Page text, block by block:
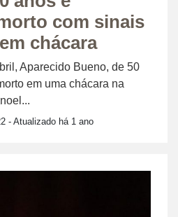
com sinais
chácara
Aparecido Bueno, de 50
em uma chácara na
- Atualizado há 1 ano